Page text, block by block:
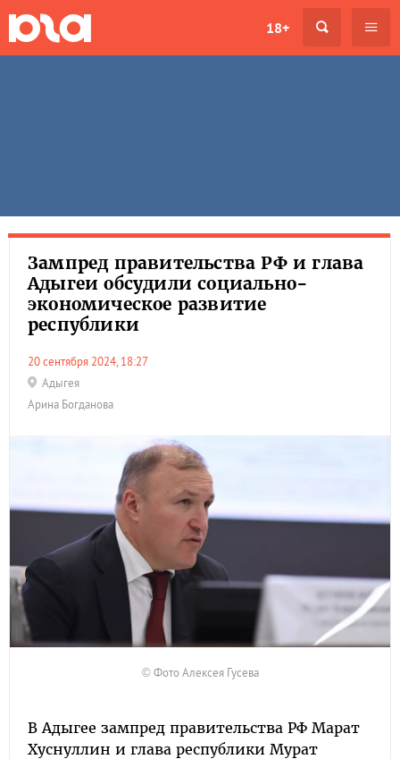
18+
Зампред правительства РФ и глава
Адыгеи обсудили социально-
экономическое развитие
республики
20 сентября 2024, 18:27
Адыгея
Арина Богданова
© Фото Алексея Гусева
В Адыгее зампред правительства РФ Марат
Хуснуллин и глава республики Мурат